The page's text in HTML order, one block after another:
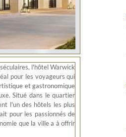
l'hôtel Warwick
pour les voyageurs qui
et gastronomique
Situé dans le quartier
l'un des hôtels les plus
pour les passionnés de
que la ville a à offrir